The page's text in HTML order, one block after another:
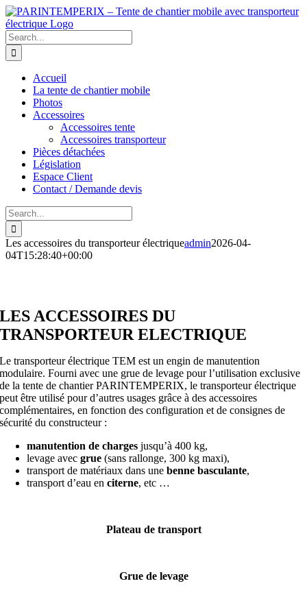
Skip
to
content
Search
for:
Accueil
La tente de chantier mobile
Photos
Accessoires
Accessoires tente
Accessoires transporteur
Pièces détachées
Législation
Espace Client
Contact / Demande devis
Search
for:
Les accessoires du transporteur électriqueadmin2026-04-
04T15:28:40+00:00
LES ACCESSOIRES DU
TRANSPORTEUR ELECTRIQUE
Le transporteur électrique TEM est un engin de manutention
modulaire. Fourni avec une grue de levage pour l’utilisation exclusive
de la tente de chantier PARINTEMPERIX, le transporteur électrique
peut être utilisé pour d’autres usages grâce à des accessoires
complémentaires, en fonction des configuration et de consignes de
sécurité du constructeur :
manutention de charges jusqu’à 400 kg,
levage avecgrue(sans rallonge, 300 kg maxi),
transport de matériaux dans unebenne basculante,
transport d’eau enciterne, etc …
Plateau de transport
Grue de levage